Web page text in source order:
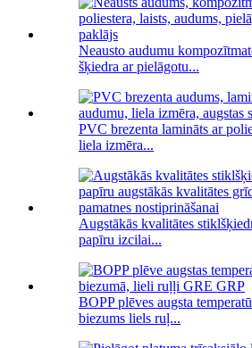
Neausto audumu
šķiedra ar pielāgotu...
PVC brezenta lamināts ar
liela izmēra...
Augstākās kvalitātes
papīru izcilai...
BOPP plēves augsta
biezums liels ruļ...